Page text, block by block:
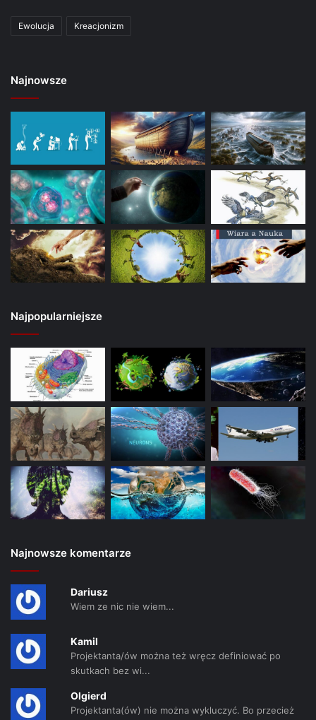
Ewolucja Kreacjonizm
Najnowsze
Najpopularniejsze
Najnowsze komentarze
Dariusz
Wiem ze nic nie wiem...
Kamil
Projektanta/ów można też wręcz definiować po
skutkach bez wi...
Olgierd
Projektanta(ów) nie można wykluczyć. Bo przecież